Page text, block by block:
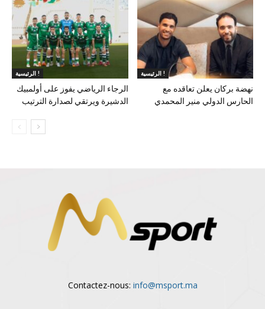
الرئيسية !
الرجاء الرياضي يفوز على أولمبيك
الدشيرة ويرتقي لصدارة الترتيب
الرئيسية !
نهضة بركان يعلن تعاقده مع
الحارس الدولي منير المحمدي
Contactez-nous: info@msport.ma